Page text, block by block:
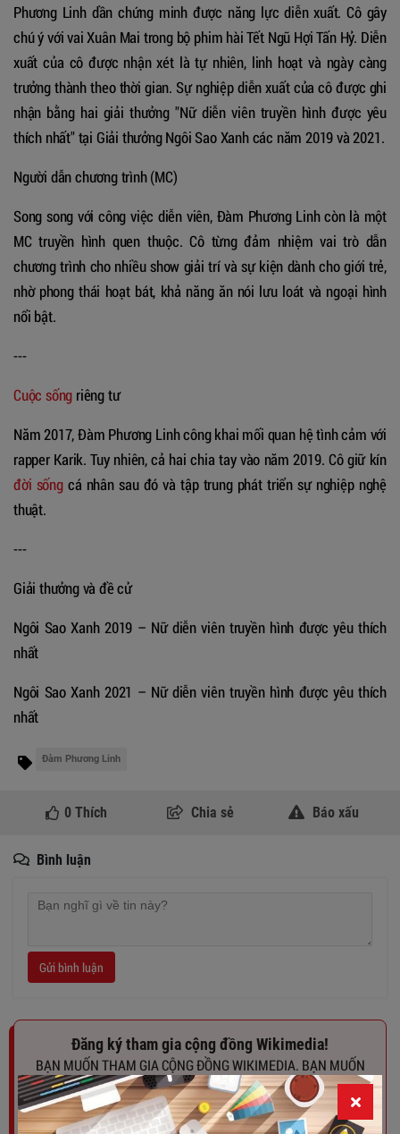
Phương Linh dần chứng minh được năng lực diễn xuất. Cô gây
chú ý với vai Xuân Mai trong bộ phim hài Tết Ngũ Hợi Tấn Hỷ. Diễn
xuất của cô được nhận xét là tự nhiên, linh hoạt và ngày càng
trưởng thành theo thời gian. Sự nghiệp diễn xuất của cô được ghi
nhận bằng hai giải thưởng "Nữ diễn viên truyền hình được yêu
thích nhất" tại Giải thưởng Ngôi Sao Xanh các năm 2019 và 2021.
Người dẫn chương trình (MC)
Song song với công việc diễn viên, Đàm Phương Linh còn là một
MC truyền hình quen thuộc. Cô từng đảm nhiệm vai trò dẫn
chương trình cho nhiều show giải trí và sự kiện dành cho giới trẻ,
nhờ phong thái hoạt bát, khả năng ăn nói lưu loát và ngoại hình
nổi bật.
---
Cuộc sống riêng tư
Năm 2017, Đàm Phương Linh công khai mối quan hệ tình cảm với
rapper Karik. Tuy nhiên, cả hai chia tay vào năm 2019. Cô giữ kín
đời sốngcá nhân sau đó và tập trung phát triển sự nghiệp nghệ
thuật.
---
Giải thưởng và đề cử
Ngôi Sao Xanh 2019 – Nữ diễn viên truyền hình được yêu thích
nhất
Ngôi Sao Xanh 2021 – Nữ diễn viên truyền hình được yêu thích
nhất
Đàm Phương Linh
0Thích Chia sẻ Báo xấu
Bình luận
Gửi bình luận
Đăng ký tham gia cộng đồng Wikimedia!
BẠN MUỐN THAM GIA CỘNG ĐỒNG WIKIMEDIA. BẠN MUỐN
CHIA SẺ CÂU CHUYỆN VỀ BẢN THÂN VÀ DOANH NGHIỆP CỦA
MÌNH VỚI CỘNG ĐỒNG. BẠN MUỐN CÓ HỒ SƠ DỮ LIỆU TRÊN
NỀN TẢNG SỐ CỦA WIKIMEDIA. HÃY ĐỂ LẠI EMAIL VÀ